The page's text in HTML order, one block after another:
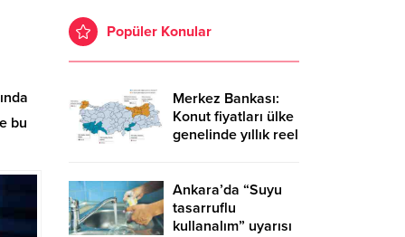
bu
Popüler Konular
Merkez Bankası:
Konut fiyatları ülke
genelinde yıllık reel
23.3 yükseldi
Ankara’da “Suyu
tasarruflu
kullanalım” uyarısı